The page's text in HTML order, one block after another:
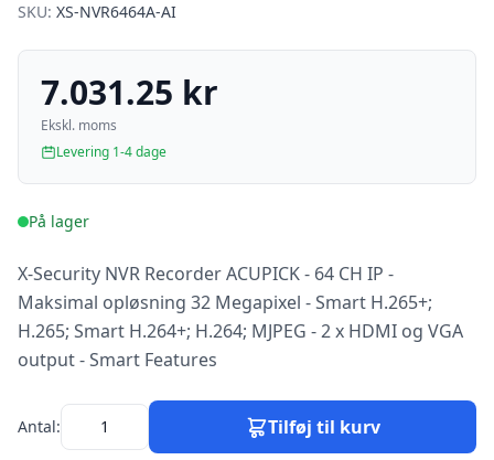
SKU: XS-NVR6464A-AI
7.031.25 kr
Ekskl. moms
Levering 1-4 dage
På lager
X-Security NVR Recorder ACUPICK - 64 CH IP -
Maksimal opløsning 32 Megapixel - Smart H.265+;
H.265; Smart H.264+; H.264; MJPEG - 2 x HDMI og VGA
output - Smart Features
Antal: Tilføj til kurv